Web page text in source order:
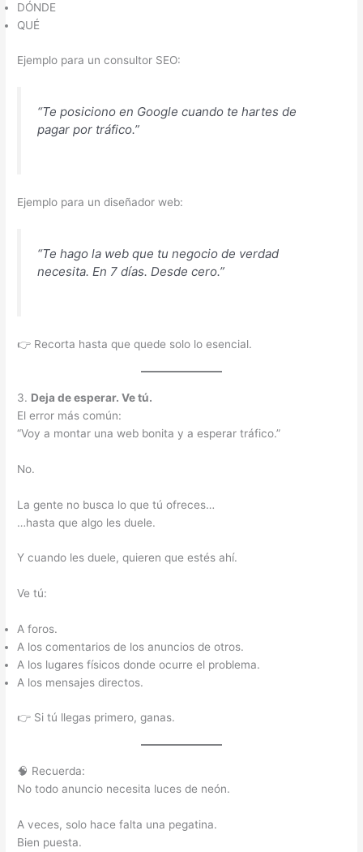
DÓNDE
QUÉ
Ejemplo para un consultor SEO:
“Te posiciono en Google cuando te hartes de
pagar por tráfico.”
Ejemplo para un diseñador web:
“Te hago la web que tu negociode verdad
necesita. En 7 días. Desde cero.”
👉 Recorta hasta que quede solo lo esencial.
3. Deja de esperar. Ve tú.
El error más común:
“Voy a montar una web bonita y a esperar tráfico.”
No.
La gente no busca lo que tú ofreces…
…hasta que algo les duele.
Y cuando les duele, quieren que estés ahí.
Ve tú:
A foros.
A los comentarios de los anuncios de otros.
A los lugares físicos donde ocurre el problema.
A los mensajes directos.
👉 Si tú llegas primero, ganas.
🧠 Recuerda:
No todo anuncio necesita luces de neón.
A veces, solo hace falta una pegatina.
Bien puesta.